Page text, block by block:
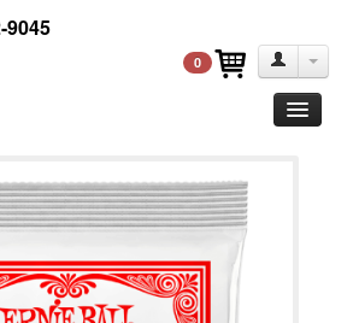
9045
0